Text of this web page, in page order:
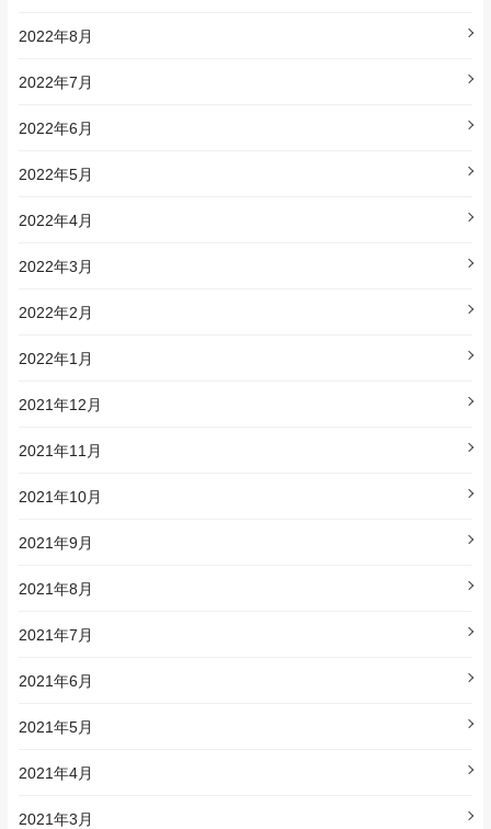
2022年8月
2022年7月
2022年6月
2022年5月
2022年4月
2022年3月
2022年2月
2022年1月
2021年12月
2021年11月
2021年10月
2021年9月
2021年8月
2021年7月
2021年6月
2021年5月
2021年4月
2021年3月